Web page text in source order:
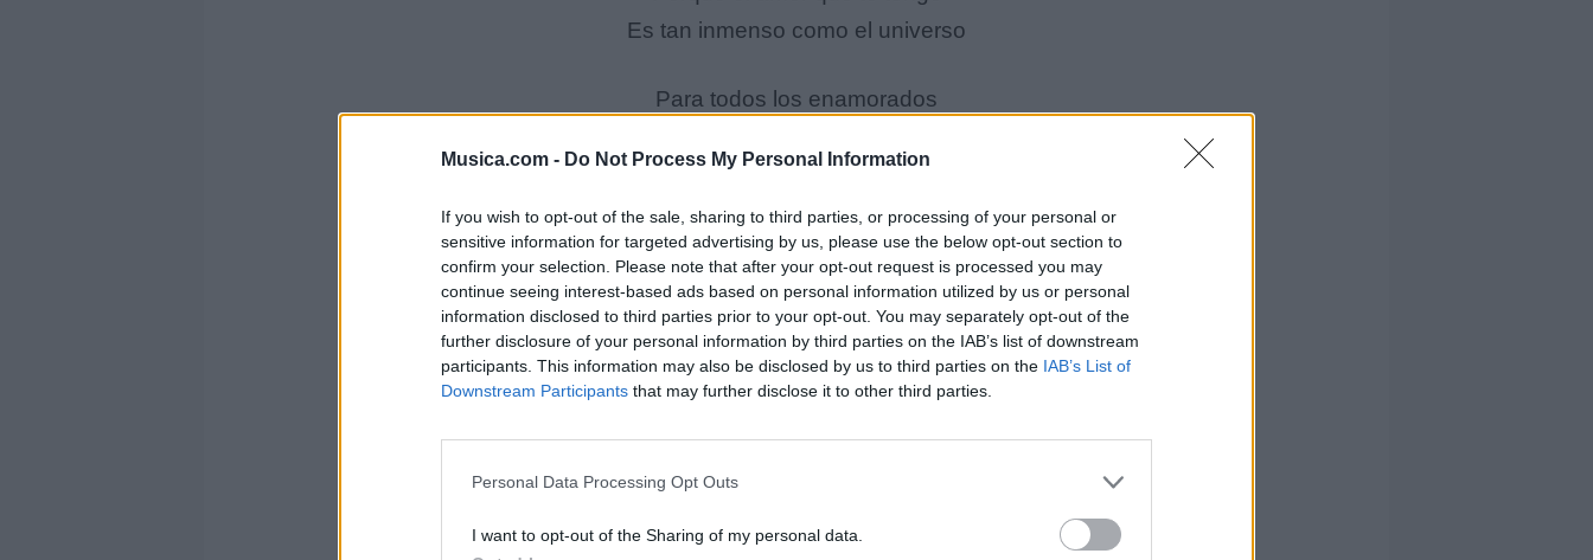
Musica.com - Do Not Process My Personal Information
If you wish to opt-out of the sale, sharing to third parties, or processing of your personal or
sensitive information for targeted advertising by us, please use the below opt-out section to
confirm your selection. Please note that after your opt-out request is processed you may
continue seeing interest-based ads based on personal information utilized by us or personal
information disclosed to third parties prior to your opt-out. You may separately opt-out of the
further disclosure of your personal information by third parties on the IAB’s list of downstream
participants. This information may also be disclosed by us to third parties on the IAB’s List of
Downstream Participants that may further disclose it to other third parties.
Personal Data Processing Opt Outs
I want to opt-out of the Sharing of my personal data.
Es tan inmenso como el universo
Para todos los enamorados
El 10 del Pueblo
Christian Cueva
Para el mundo
Nos queremos y qué
Nos amamos y qué
Aunque murmuré la gente
Siempre yo te amaré
Ni lo que digan de ti